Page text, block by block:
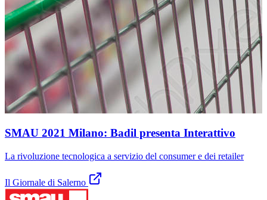
SMAU 2021 Milano: Badil presenta Interattivo
La rivoluzione tecnologica a servizio del consumer e dei retailer
Il Giornale di Salerno